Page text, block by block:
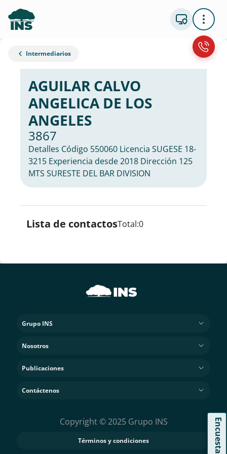
Intermediarios
Encuesta
AGUILAR CALVO
ANGELICA DE LOS
ANGELES
3867
Detalles Código 550060 Licencia SUGESE 18-
3215 Experiencia desde 2018 Dirección 125
MTS SURESTE DEL BAR DIVISION
Lista de contactosTotal:0
Grupo INS
Nosotros
Publicaciones
Contáctenos
Copyright © 2025 Grupo INS
Términos y condiciones